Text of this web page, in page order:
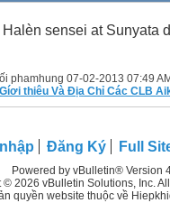
Halèn sensei at Sunyata
phamhung 07-02-2013 07:49 AM
Gíơi thiêu Và Địa Chỉ Các CLB
Đăng Ký Full
Powered by vBulletin® Version
© 2026 vBulletin Solutions, Inc.
quyền website thuộc về